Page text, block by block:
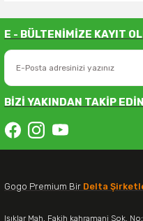
E - BÜLTENİMİZE KAYIT
BİZİ YAKINDAN TAKİP EDİN
Gogo Premium Bir Delta
Işıklar Mah. Fakih kahramani Sok.